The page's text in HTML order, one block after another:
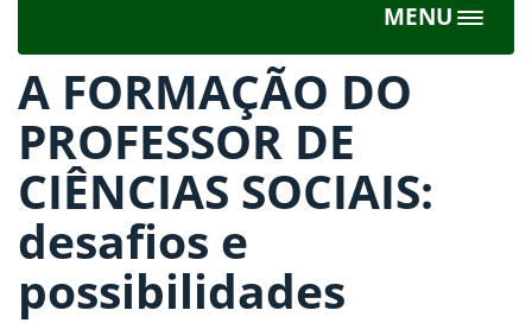
MENU
Toggle
A FORMAÇÃO DO
PROFESSOR DE
CIÊNCIAS SOCIAIS:
desafios e
possibilidades